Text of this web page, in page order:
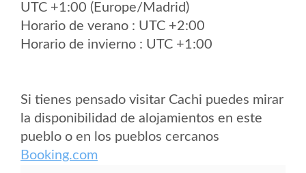
UTC +1:00 (Europe/Madrid)
Horario de verano : UTC +2:00
Horario de invierno : UTC +1:00
Si tienes pensado visitar Cachi puedes mirar
la disponibilidad de alojamientos en este
pueblo o en los pueblos cercanos
Booking.com